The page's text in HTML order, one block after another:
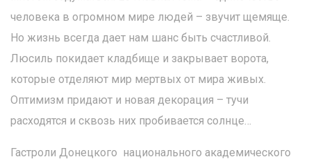
человека в огромном мире людей – звучит щемяще.
Но жизнь всегда дает нам шанс быть счастливой.
Люсиль покидает кладбище и закрывает ворота,
которые отделяют мир мертвых от мира живых.
Оптимизм придают и новая декорация – тучи
расходятся и сквозь них пробивается солнце…
Гастроли Донецкого национального академического